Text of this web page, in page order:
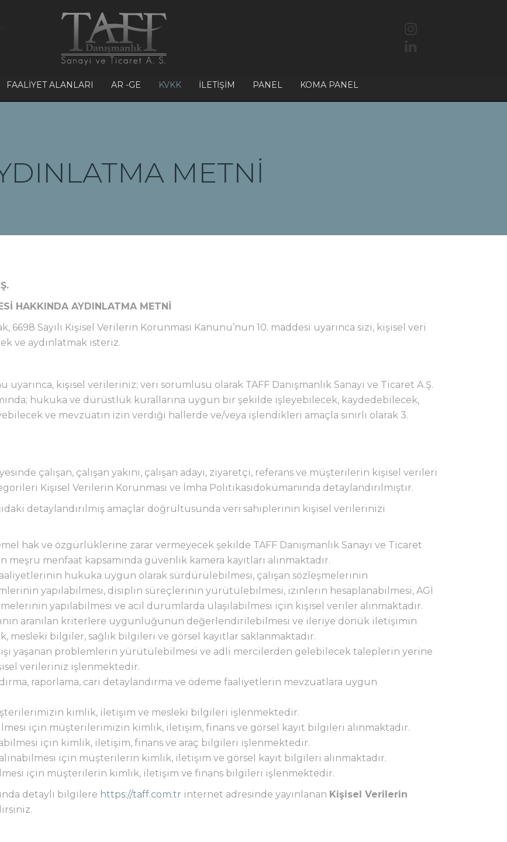
FAALIYET ALANLARI AR -GE KVKK İLETIŞIM PANEL KOMA PANEL
METNİ
HAKKINDA AYDINLATMA METNİ
6698 Sayılı Kişisel Verilerin Korunması Kanunu’nun 10. maddesi uyarınca sizi, kişisel veri
ve aydınlatmak isteriz.
uyarınca, kişisel verileriniz; veri sorumlusu olarak TAFF Danışmanlık Sanayi ve Ticaret A.Ş.
hukuka ve dürüstlük kurallarına uygun bir şekilde işleyebilecek, kaydedebilecek,
ve mevzuatın izin verdiği hallerde ve/veya işlendikleri amaçla sınırlı olarak 3.
çalışan, çalışan yakını, çalışan adayı, ziyaretçi, referans ve müşterilerin kişisel verileri
Kişisel Verilerin Korunması ve İmha Politikasıdokümanında detaylandırılmıştır.
detaylandırılmış amaçlar doğrultusunda veri sahiplerinin kişisel verilerinizi
hak ve özgürlüklerine zarar vermeyecek şekilde TAFF Danışmanlık Sanayi ve Ticaret
meşru menfaat kapsamında güvenlik kamera kayıtları alınmaktadır.
faaliyetlerinin hukuka uygun olarak sürdürülebilmesi, çalışan sözleşmelerinin
yapılabilmesi, disiplin süreçlerinin yürütülebilmesi, izinlerin hesaplanabilmesi, AGİ
yapılabilmesi ve acil durumlarda ulaşılabilmesi için kişisel veriler alınmaktadır.
aranılan kriterlere uygunluğunun değerlendirilebilmesi ve ileriye dönük iletişimin
bilgiler, sağlık bilgileri ve görsel kayıtlar saklanmaktadır.
yaşanan problemlerin yürütülebilmesi ve adli mercilerden gelebilecek taleplerin yerine
verileriniz işlenmektedir.
raporlama, cari detaylandırma ve ödeme faaliyetlerin mevzuatlara uygun
kimlik, iletişim ve mesleki bilgileri işlenmektedir.
için müşterilerimizin kimlik, iletişim, finans ve görsel kayıt bilgileri alınmaktadır.
için kimlik, iletişim, finans ve araç bilgileri işlenmektedir.
alınabilmesi için müşterilerin kimlik, iletişim ve görsel kayıt bilgileri alınmaktadır.
için müşterilerin kimlik, iletişim ve finans bilgileri işlenmektedir.
detaylı bilgilere https://taff.com.tr internet adresinde yayınlanan Kişisel Verilerin